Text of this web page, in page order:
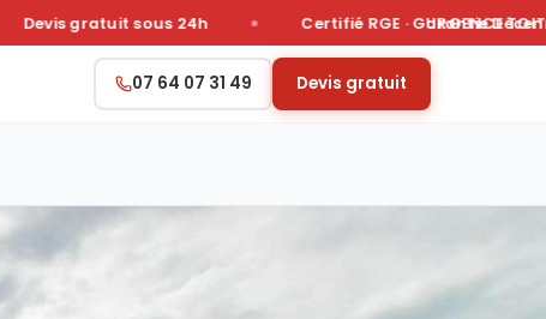
Devis gratuit sous 24h Certifié RGE · Garantie
URGENCE
07 64 07 31 49 Devis gratuit